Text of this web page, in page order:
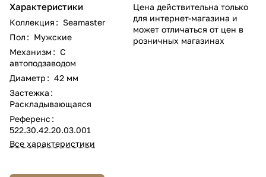
Характеристики
Коллекция : Seamaster
Пол : Мужские
Механизм : С
автоподзаводом
Диаметр : 42 мм
Застежка :
Раскладывающаяся
Референс :
522.30.42.20.03.001
Все характеристики
Цена действительна только
для интернет-магазина и
может отличаться от цен в
розничных магазинах